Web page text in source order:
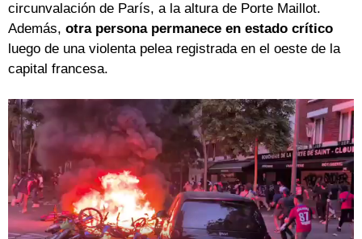
circunvalación de París, a la altura de Porte Maillot.
Además, otra persona permanece en estado crítico
luego de una violenta pelea registrada en el oeste de la
capital francesa.